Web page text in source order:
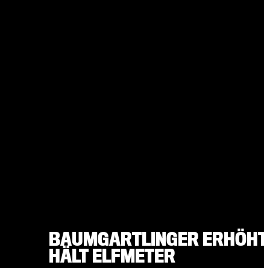
BAUMGARTLINGER
HÄLT ELFMETER